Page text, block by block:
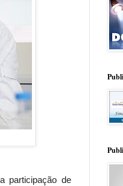
participação de